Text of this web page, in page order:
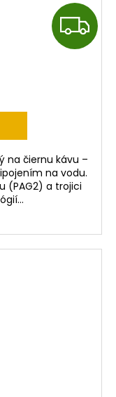
Z
na čiernu kávu –
na vodu.
(PAG2) a trojici